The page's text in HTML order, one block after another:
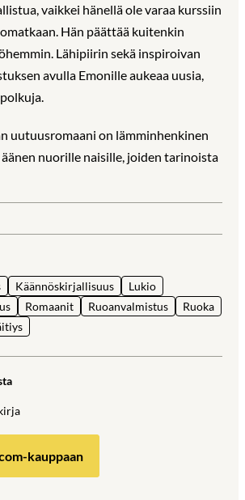
vaikkei hänellä ole varaa kurssiin
Hän päättää kuitenkin
Lähipiirin sekä inspiroivan
avulla Emonille aukeaa uusia,
uutuusromaani on lämminhenkinen
nuorille naisille, joiden tarinoista
Käännöskirjallisuus
Lukio
Romaanit Ruoanvalmistus
Ruoka
kauppaan